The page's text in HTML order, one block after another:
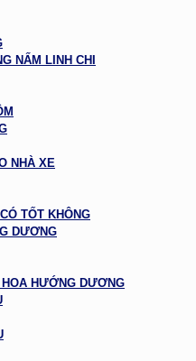
NẤM LINH CHI
NHÀ XE
TỐT KHÔNG
DƯƠNG
HƯỚNG DƯƠNG